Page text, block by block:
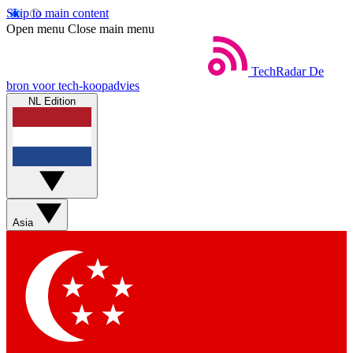
Skip to main content
Open menu Close main menu
TechRadar De
bron voor tech-koopadvies
NL Edition
Asia